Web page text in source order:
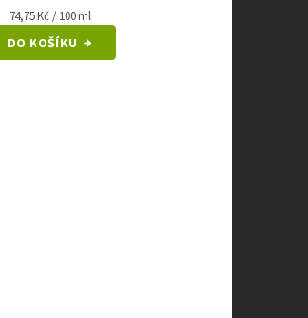
Měrná
cena:
74,75 Kč / 100 ml
DO KOŠÍKU